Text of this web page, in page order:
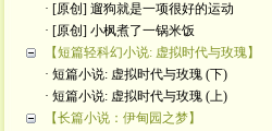
· [原创] 遛狗就是一项很好的运动
· [原创] 小枫煮了一锅米饭
【短篇轻科幻小说: 虚拟时代与玫瑰】
· 短篇小说: 虚拟时代与玫瑰 (下)
· 短篇小说: 虚拟时代与玫瑰 (上)
【长篇小说：伊甸园之梦】